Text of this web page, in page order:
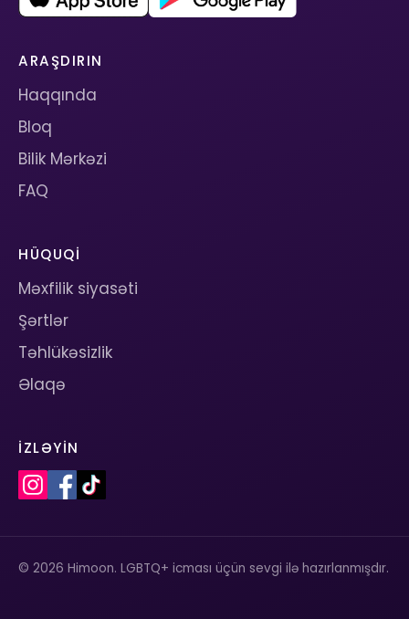
ARAŞDIRIN
Haqqında
Bloq
Bilik Mərkəzi
FAQ
HÜQUQI
Məxfilik siyasəti
Şərtlər
Təhlükəsizlik
Əlaqə
İZLƏYIN
© 2026 Himoon. LGBTQ+ icması üçün sevgi ilə hazırlanmışdır.